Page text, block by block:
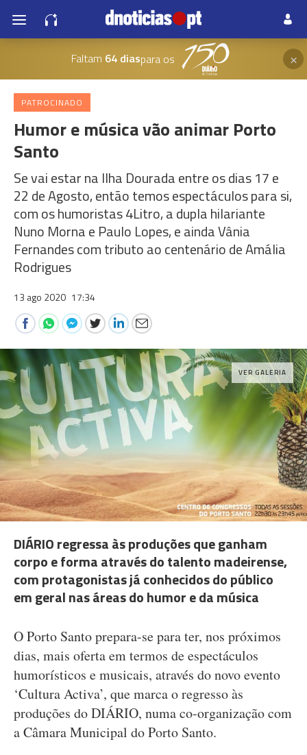
Faltam 64 diaspara os ×
PATROCINADO
Humor e música vão animar Porto
Santo
Se vai estar na Ilha Dourada entre os dias 17 e
22 de Agosto, então temos espectáculos para si,
com os humoristas 4Litro, a dupla hilariante
Nuno Morna e Paulo Lopes, e ainda Vânia
Fernandes com tributo ao centenário de Amália
Rodrigues
13 ago 2020 17:34
VER GALERIA
DIÁRIO regressa às produções que ganham
corpo e forma através do talento madeirense,
com protagonistas já conhecidos do público
em geral nas áreas do humor e da música
O Porto Santo prepara-se para ter, nos próximos
dias, mais oferta em termos de espectáculos
humorísticos e musicais, através do novo evento
‘Cultura Activa’, que marca o regresso às
produções do DIÁRIO, numa co-organização com
a Câmara Municipal do Porto Santo.